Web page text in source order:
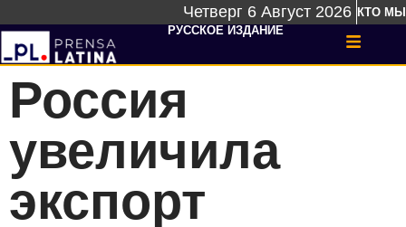
Четверг 6 Август 2026 КТО МЫ
РУССКОЕ ИЗДАНИЕ
Россия
увеличила
экспорт